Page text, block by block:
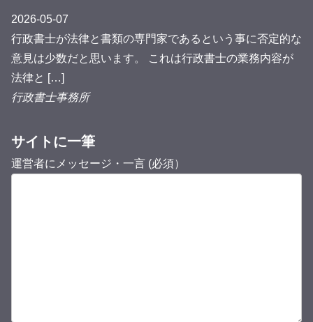
2026-05-07
行政書士が法律と書類の専門家であるという事に否定的な
意見は少数だと思います。 これは行政書士の業務内容が
法律と […]
行政書士事務所
サイトに一筆
運営者にメッセージ・一言 (必須）